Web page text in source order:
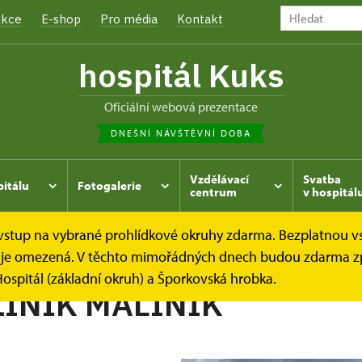
E-shop Pro média Kontakt
hospitál Kuks
oficiální webová prezentace
DNEŠNÍ NÁVŠTĚVNÍ DOBA
Fotogalerie
Vzdělávací
centrum
Svatba
v
na vybrané prohlídkové okruhy zdarma. Bezplatnou
omezená. V těchto mimořádných dnech budou zdarma
(základní okruh) a Šporkovská hrobka.
Kukský herbář - aneb co u nás roste...
MALINÍK